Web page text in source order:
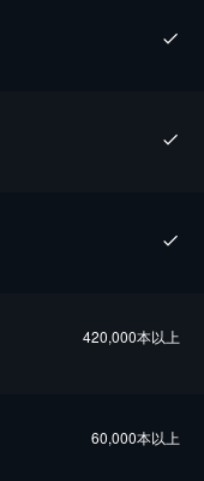
420,000本以上
60,000本以上